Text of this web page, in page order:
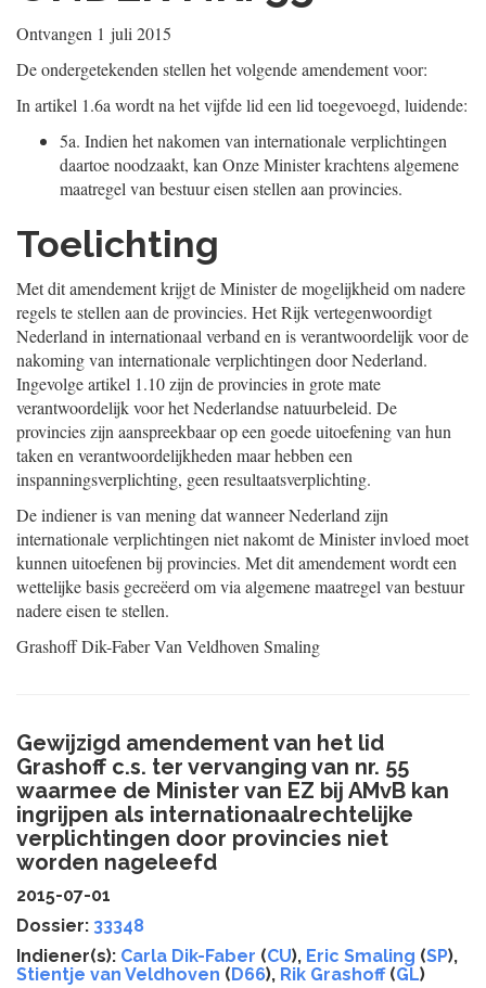
Ontvangen 1 juli 2015
De ondergetekenden stellen het volgende amendement voor:
In artikel 1.6a wordt na het vijfde lid een lid toegevoegd, luidende:
5a. Indien het nakomen van internationale verplichtingen
daartoe noodzaakt, kan Onze Minister krachtens algemene
maatregel van bestuur eisen stellen aan provincies.
Toelichting
Met dit amendement krijgt de Minister de mogelijkheid om nadere
regels te stellen aan de provincies. Het Rijk vertegenwoordigt
Nederland in internationaal verband en is verantwoordelijk voor de
nakoming van internationale verplichtingen door Nederland.
Ingevolge artikel 1.10 zijn de provincies in grote mate
verantwoordelijk voor het Nederlandse natuurbeleid. De
provincies zijn aanspreekbaar op een goede uitoefening van hun
taken en verantwoordelijkheden maar hebben een
inspanningsverplichting, geen resultaatsverplichting.
De indiener is van mening dat wanneer Nederland zijn
internationale verplichtingen niet nakomt de Minister invloed moet
kunnen uitoefenen bij provincies. Met dit amendement wordt een
wettelijke basis gecreëerd om via algemene maatregel van bestuur
nadere eisen te stellen.
GrashoffDik-FaberVan Veldhoven Smaling
Gewijzigd amendement van het lid
Grashoff c.s. ter vervanging van nr. 55
waarmee de Minister van EZ bij AMvB kan
ingrijpen als internationaalrechtelijke
verplichtingen door provincies niet
worden nageleefd
2015-07-01
Dossier: 33348
Indiener(s): Carla Dik-Faber (CU), Eric Smaling (SP),
Stientje van Veldhoven (D66), Rik Grashoff(GL)